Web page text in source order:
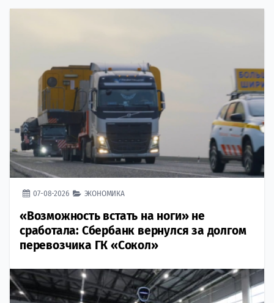
07-08-2026 ЭКОНОМИКА
«Возможность встать на ноги» не
сработала: Сбербанк вернулся за долгом
перевозчика ГК «Сокол»